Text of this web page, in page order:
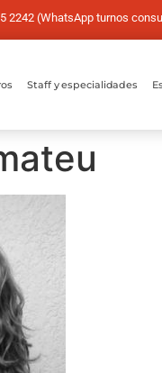
2242 (WhatsApp turnos
Staff y especialidades